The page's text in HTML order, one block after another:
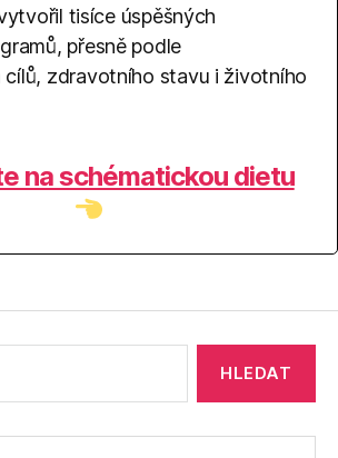
tisíce úspěšných
přesně podle
zdravotního stavu i životního
na schématickou dietu